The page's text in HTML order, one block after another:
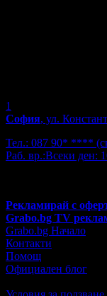
1
София, ул.
Тел.: 087 90* ****
Раб. вр.:Всеки ден:
Рекламирай с
Grabo.bg TV
Grabo.bg Начало
Контакти
Помощ
Официален блог